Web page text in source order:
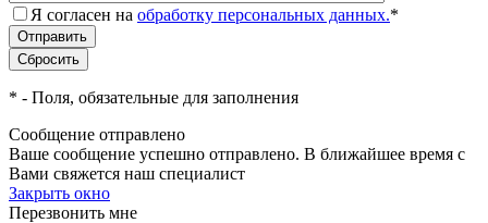
Я согласен на обработку персональных данных.*
* - Поля, обязательные для заполнения
Сообщение отправлено
Ваше сообщение успешно отправлено. В ближайшее время с
Вами свяжется наш специалист
Закрыть окно
Перезвонить мне